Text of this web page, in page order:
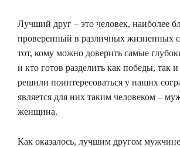
Лучший друг – это человек, наиболее
проверенный в различных жизненных
тот, кому можно доверить самые
и кто готов разделить как победы,
решили поинтересоваться у наших
является для них таким человеком –
женщина.
Как оказалось, лучшим другом